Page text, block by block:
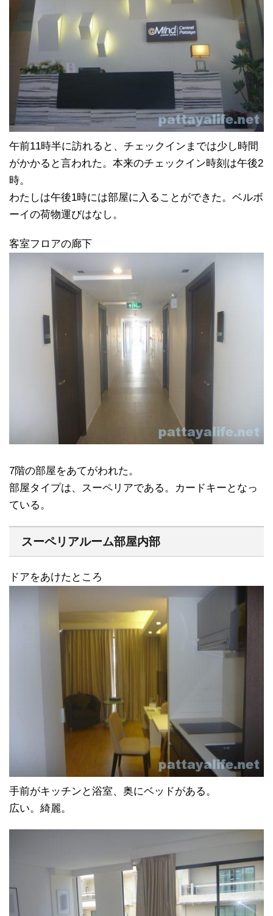
午前11時半に訪れると、チェックインまでは少し時間
がかかると言われた。本来のチェックイン時刻は午後2
時。
わたしは午後1時には部屋に入ることができた。ベルボ
ーイの荷物運びはなし。
客室フロアの廊下
7階の部屋をあてがわれた。
部屋タイプは、スーペリアである。カードキーとなっ
ている。
スーペリアルーム部屋内部
ドアをあけたところ
手前がキッチンと浴室、奥にベッドがある。
広い。綺麗。